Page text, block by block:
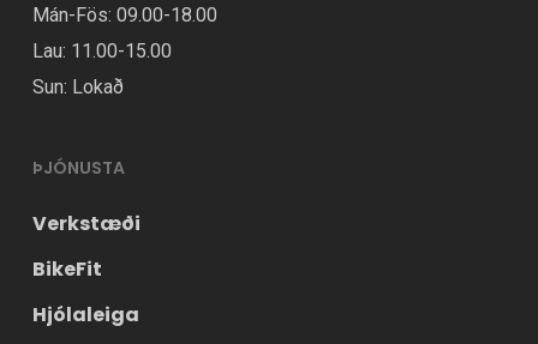
Mán-Fös: 09.00-18.00
Lau: 11.00-15.00
Sun: Lokað
ÞJÓNUSTA
Verkstæði
BikeFit
Hjólaleiga